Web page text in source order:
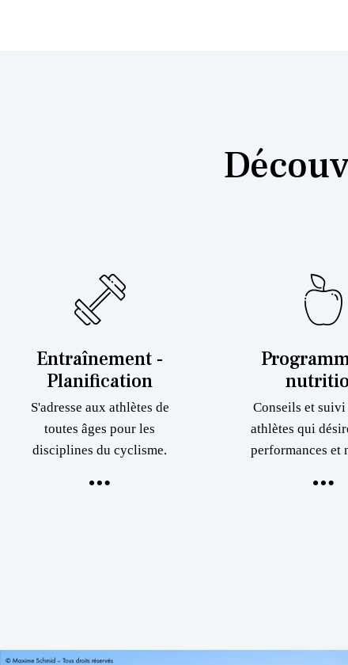
Entraînement -
Planification
S'adresse aux athlètes de
toutes âges pour les
disciplines du cyclisme.
Conseils et suivi
athlètes qui
performances et